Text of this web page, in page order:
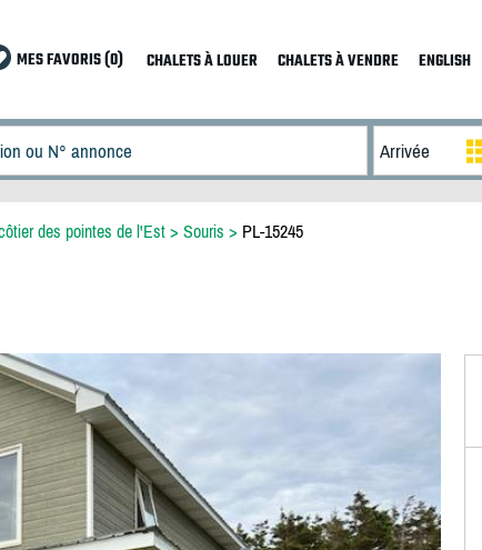
MES FAVORIS (0) CHALETS À LOUER CHALETS À VENDRE ENGLISH
des pointes de l'Est > Souris > PL-15245